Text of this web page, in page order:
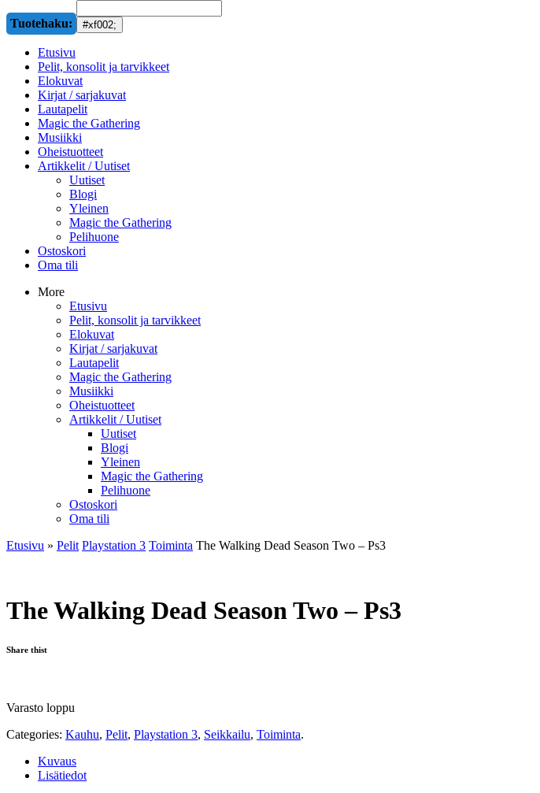
Tuotehaku:
Etusivu
Pelit, konsolit ja tarvikkeet
Elokuvat
Kirjat / sarjakuvat
Lautapelit
Magic the Gathering
Musiikki
Oheistuotteet
Artikkelit / Uutiset
Uutiset
Blogi
Yleinen
Magic the Gathering
Pelihuone
Ostoskori
Oma tili
More
Etusivu
Pelit, konsolit ja tarvikkeet
Elokuvat
Kirjat / sarjakuvat
Lautapelit
Magic the Gathering
Musiikki
Oheistuotteet
Artikkelit / Uutiset
Uutiset
Blogi
Yleinen
Magic the Gathering
Pelihuone
Ostoskori
Oma tili
Etusivu » Pelit Playstation 3 Toiminta The Walking Dead Season Two – Ps3
The Walking Dead Season Two – Ps3
Share thist
Varasto loppu
Categories: Kauhu, Pelit, Playstation 3, Seikkailu, Toiminta.
Kuvaus
Lisätiedot